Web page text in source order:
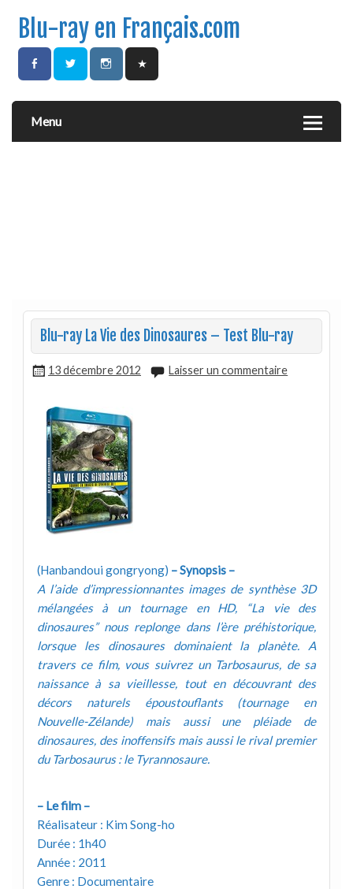
Blu-ray en Français.com
Menu
Blu-ray La Vie des Dinosaures – Test Blu-ray
13 décembre 2012 Laisser un commentaire
(Hanbandoui gongryong) – Synopsis –
A l’aide d’impressionnantes images de synthèse 3D
mélangées à un tournage en HD, “La vie des
dinosaures” nous replonge dans l’ère préhistorique,
lorsque les dinosaures dominaient la planète. A
travers ce film, vous suivrez un Tarbosaurus, de sa
naissance à sa vieillesse, tout en découvrant des
décors naturels époustouflants (tournage en
Nouvelle-Zélande) mais aussi une pléiade de
dinosaures, des inoffensifs mais aussi le rival premier
du Tarbosaurus : le Tyrannosaure.
– Le film –
Réalisateur : Kim Song-ho
Durée : 1h40
Année : 2011
Genre : Documentaire